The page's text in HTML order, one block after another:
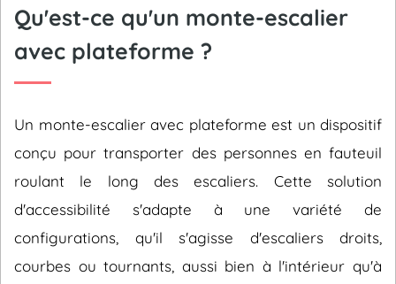
Qu'est-ce qu'un monte-escalier
avec plateforme ?
Un monte-escalier avec plateforme est un dispositif
conçu pour transporter des personnes en fauteuil
roulant le long des escaliers. Cette solution
d'accessibilité s'adapte à une variété de
configurations, qu'il s'agisse d'escaliers droits,
courbes ou tournants, aussi bien à l'intérieur qu'à